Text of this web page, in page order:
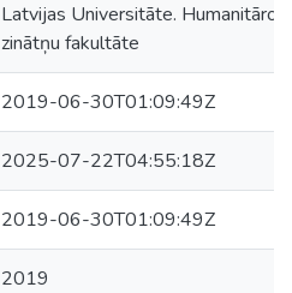
Latvijas Universitāte. Humanitāro
zinātņu fakultāte
2019-06-30T01:09:49Z
2025-07-22T04:55:18Z
2019-06-30T01:09:49Z
2019